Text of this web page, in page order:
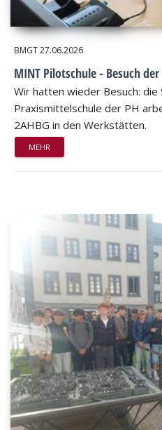
BMGT27.06.2026
MINT Pilotschule - Besuch
Wir hatten wieder Besuch:
Praxismittelschule der PH
2AHBG in den Werkstätten.
MEHR